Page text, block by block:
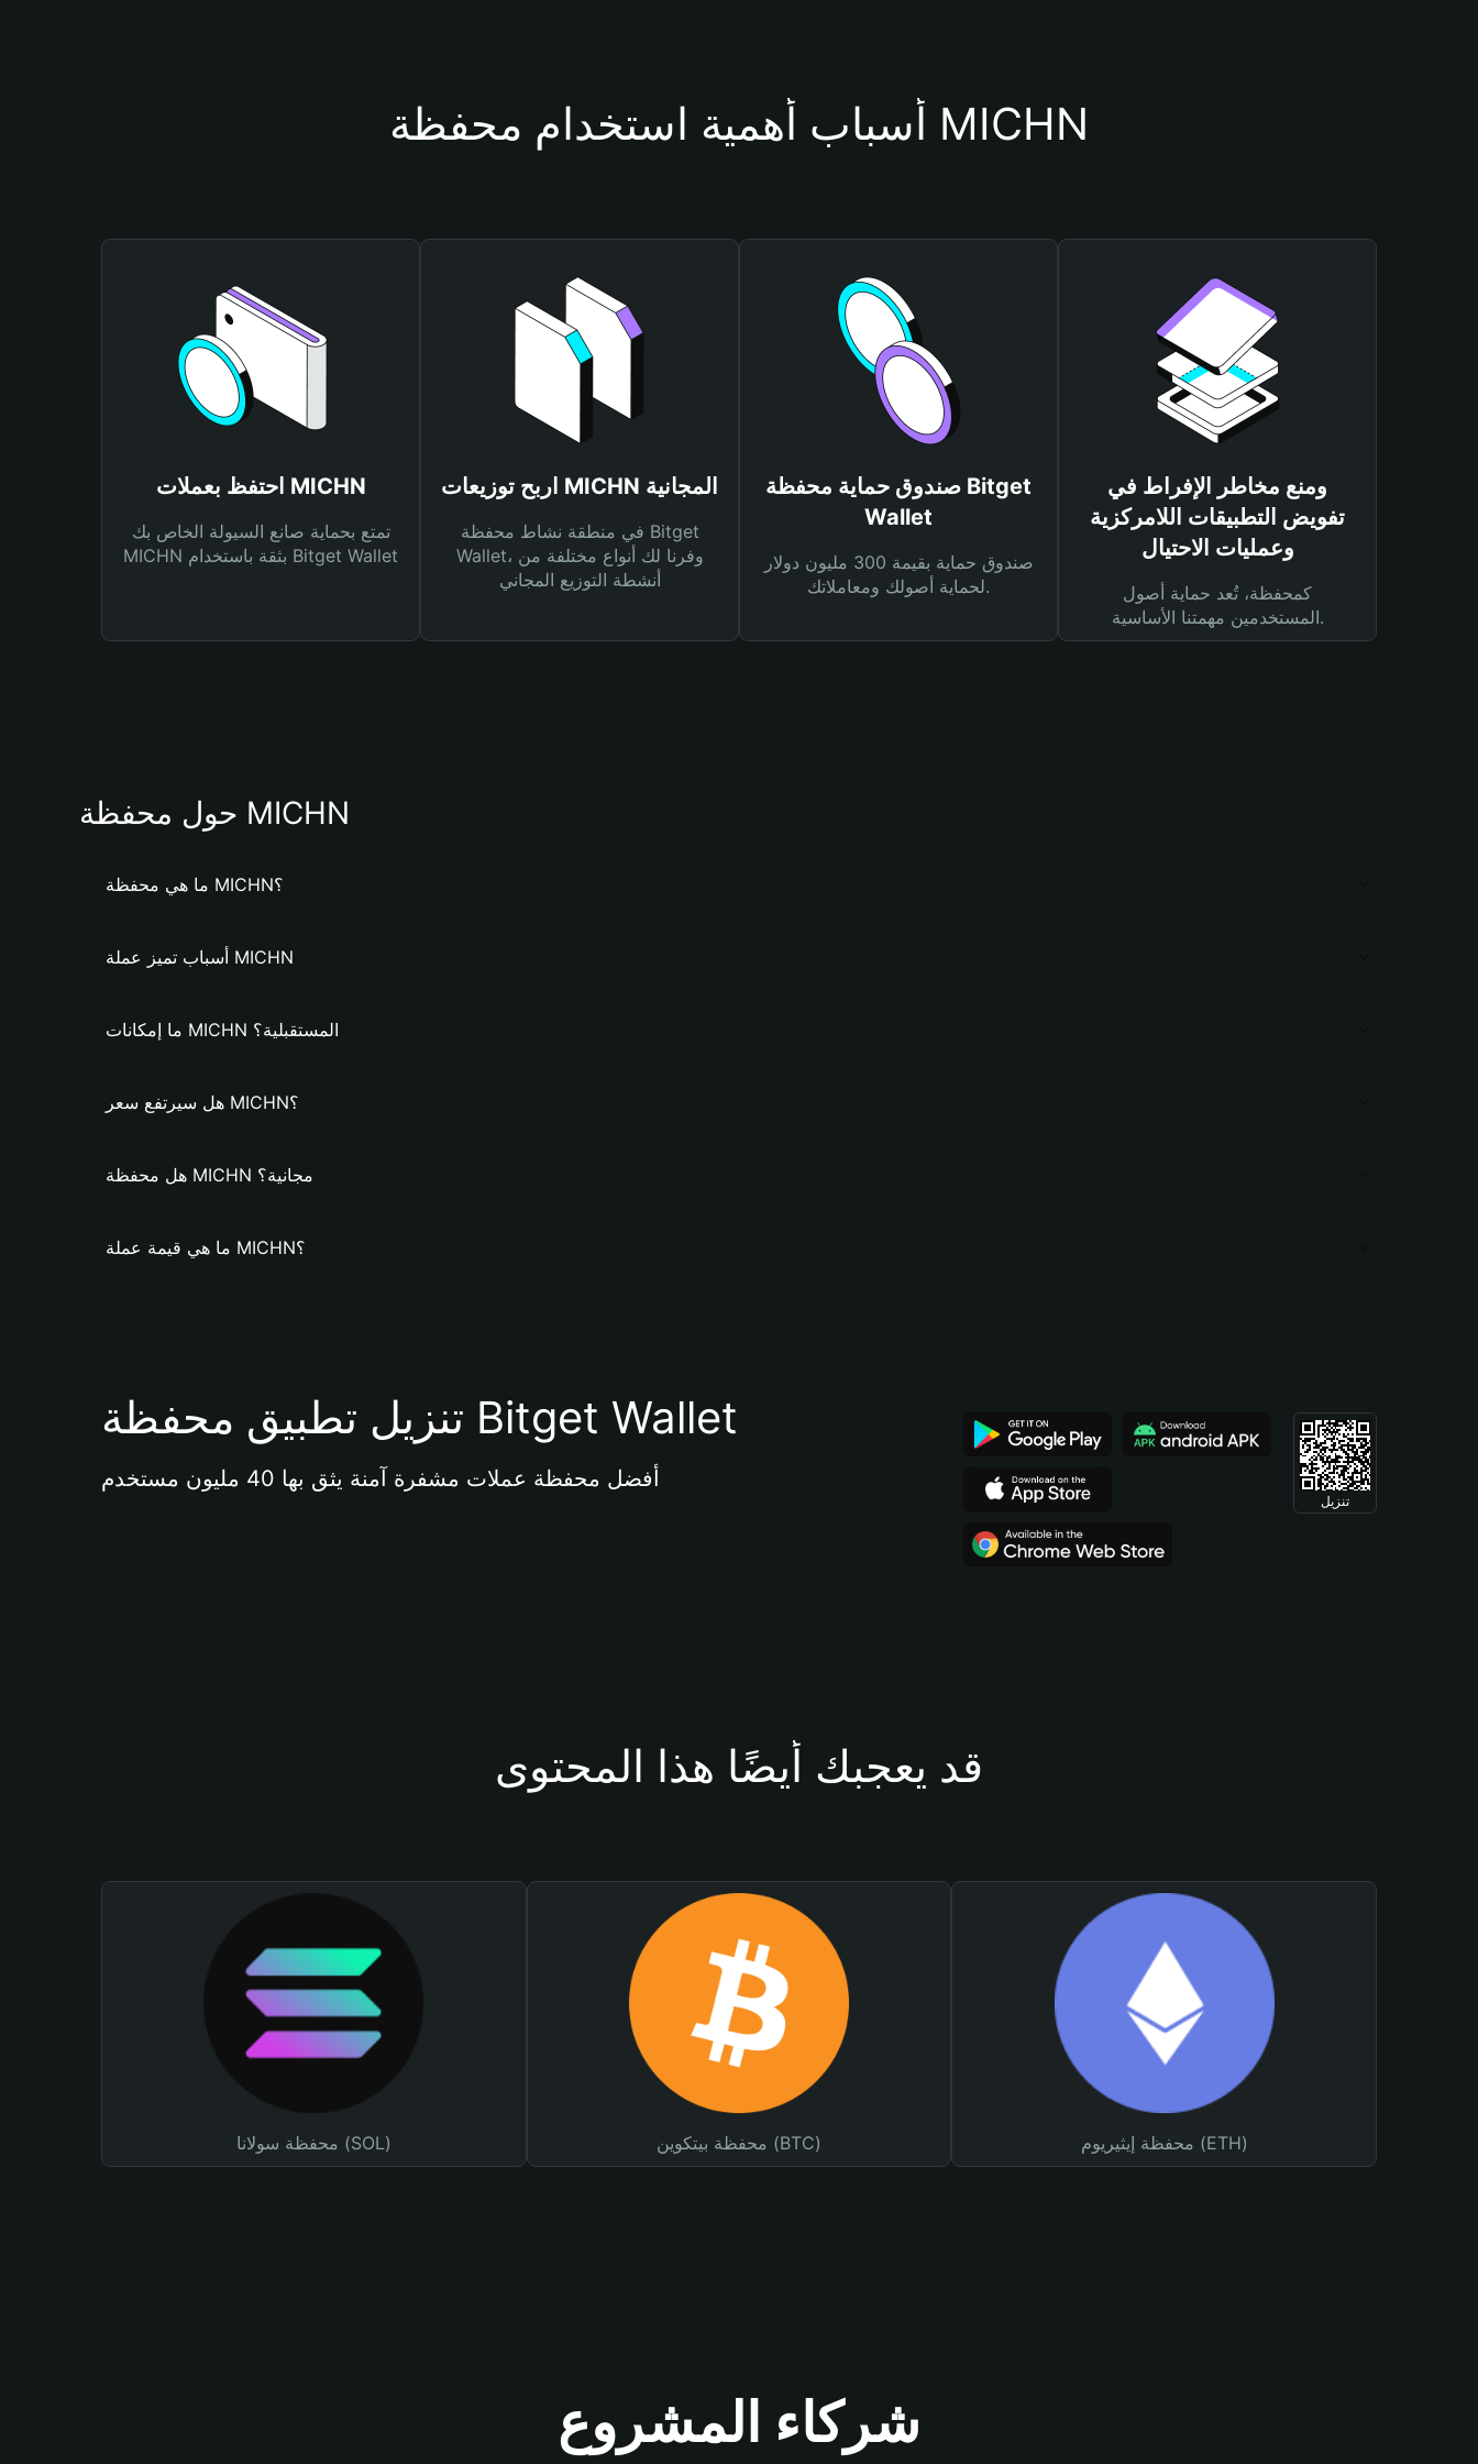
أسباب أهمية استخدام محفظة MICHN
احتفظ بعملات MICHN
تمتع بحماية صانع السيولة الخاص بك
MICHN بثقة باستخدام Bitget Wallet
اربح توزيعات MICHN المجانية
في منطقة نشاط محفظة Bitget
Wallet، وفرنا لك أنواع مختلفة من
أنشطة التوزيع المجاني
صندوق حماية محفظة Bitget
Wallet
صندوق حماية بقيمة 300 مليون دولار
لحماية أصولك ومعاملاتك.
ومنع مخاطر الإفراط في
تفويض التطبيقات اللامركزية
وعمليات الاحتيال
كمحفظة، تُعد حماية أصول
المستخدمين مهمتنا الأساسية.
حول محفظة MICHN
ما هي محفظة MICHN؟
أسباب تميز عملة MICHN
ما إمكانات MICHN المستقبلية؟
هل سيرتفع سعر MICHN؟
هل محفظة MICHN مجانية؟
ما هي قيمة عملة MICHN؟
تنزيل تطبيق محفظة Bitget Wallet
أفضل محفظة عملات مشفرة آمنة يثق بها 40 مليون مستخدم
تنزيل
قد يعجبك أيضًا هذا المحتوى
محفظة سولانا (SOL) محفظة بيتكوين (BTC) محفظة إيثيريوم (ETH)
شركاء المشروع